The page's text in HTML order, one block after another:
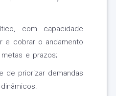
com capacidade
e cobrar o andamento
e prazos;
de priorizar demandas